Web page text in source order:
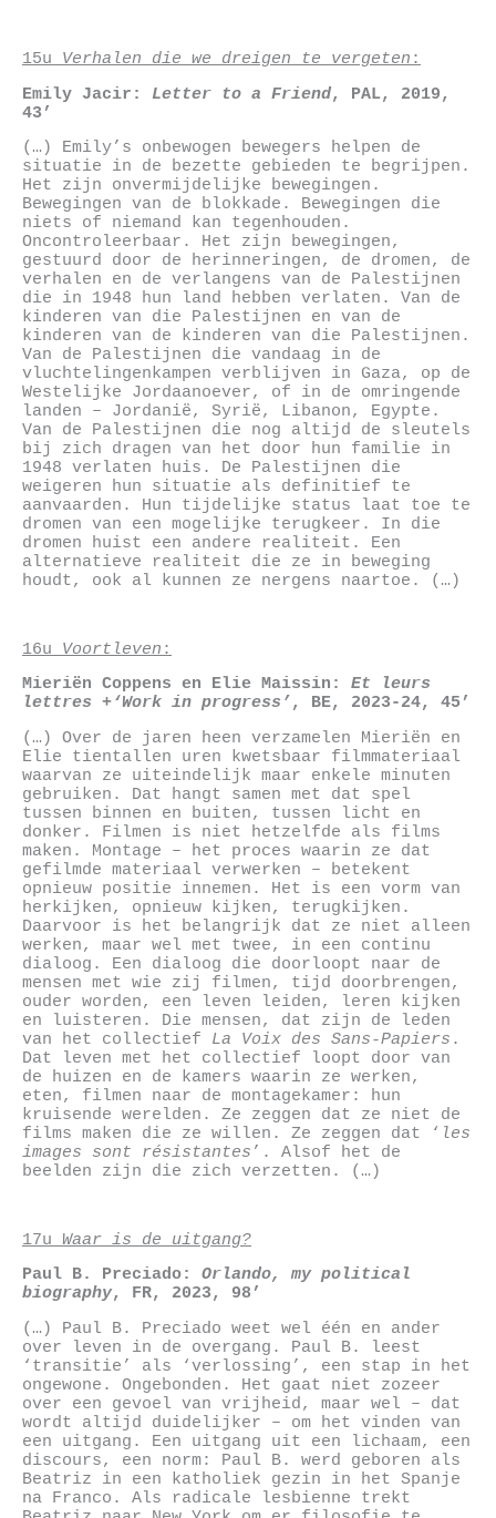
15u Verhalen die we dreigen te vergeten :
Emily Jacir : Letter to a Friend, PAL, 2019,
43’
(…) Emily’s onbewogen bewegers helpen de
situatie in de bezette gebieden te begrijpen.
Het zijn onvermijdelijke bewegingen.
Bewegingen van de blokkade. Bewegingen die
niets of niemand kan tegenhouden.
Oncontroleerbaar. Het zijn bewegingen,
gestuurd door de herinneringen, de dromen, de
verhalen en de verlangens van de Palestijnen
die in 1948 hun land hebben verlaten. Van de
kinderen van die Palestijnen en van de
kinderen van de kinderen van die Palestijnen.
Van de Palestijnen die vandaag in de
vluchtelingenkampen verblijven in Gaza, op de
Westelijke Jordaanoever, of in de omringende
landen – Jordanië, Syrië, Libanon, Egypte.
Van de Palestijnen die nog altijd de sleutels
bij zich dragen van het door hun familie in
1948 verlaten huis. De Palestijnen die
weigeren hun situatie als definitief te
aanvaarden. Hun tijdelijke status laat toe te
dromen van een mogelijke terugkeer. In die
dromen huist een andere realiteit. Een
alternatieve realiteit die ze in beweging
houdt, ook al kunnen ze nergens naartoe. (…)
16u Voortleven :
Mieriën Coppens en Elie Maissin:
Et leurs
lettres +‘Work in progress’ , BE, 2023-24, 45’
(…) Over de jaren heen verzamelen Mieriën en
Elie tientallen uren kwetsbaar filmmateriaal
waarvan ze uiteindelijk maar enkele minuten
gebruiken. Dat hangt samen met dat spel
tussen binnen en buiten, tussen licht en
donker. Filmen is niet hetzelfde als films
maken. Montage – het proces waarin ze dat
gefilmde materiaal verwerken – betekent
opnieuw positie innemen. Het is een vorm van
herkijken, opnieuw kijken, terugkijken.
Daarvoor is het belangrijk dat ze niet alleen
werken, maar wel met twee, in een continu
dialoog. Een dialoog die doorloopt naar de
mensen met wie zij filmen, tijd doorbrengen,
ouder worden, een leven leiden, leren kijken
en luisteren. Die mensen, dat zijn de leden
van het collectief La Voix des Sans-Papiers .
Dat leven met het collectief loopt door van
de huizen en de kamers waarin ze werken,
eten, filmen naar de montagekamer: hun
kruisende werelden. Ze zeggen dat ze niet de
films maken die ze willen. Ze zeggen dat ‘ les
images sont résistantes ’. Alsof het de
beelden zijn die zich verzetten. (…)
17u Waar is de uitgang?
Paul B. Preciado:
Orlando, my political
biography, FR, 2023, 98’
(…) Paul B. Preciado weet wel één en ander
over leven in de overgang. Paul B. leest
‘transitie’ als ‘verlossing’, een stap in het
ongewone. Ongebonden. Het gaat niet zozeer
over een gevoel van vrijheid, maar wel – dat
wordt altijd duidelijker – om het vinden van
een uitgang. Een uitgang uit een lichaam, een
discours, een norm: Paul B. werd geboren als
Beatriz in een katholiek gezin in het Spanje
na Franco. Als radicale lesbienne trekt